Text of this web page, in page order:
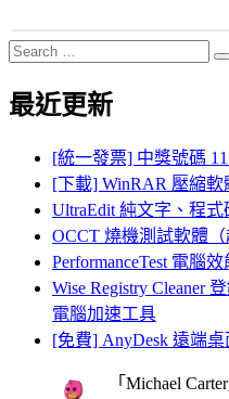
Search
for:
最近更新
[統一發票] 中獎號碼
[下載] WinRAR 壓縮軟
UltraEdit 純文字、程式
OCCT 燒機測試軟體（
PerformanceTest 電腦
Wise Registry Cleaner
電腦加速工具
[免費] AnyDesk 遠端
「 Michael Carter